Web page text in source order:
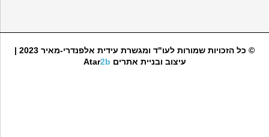
© כל הזכויות שמורות לעו"ד ומגשרת עידית אלפנדרי-מאיר 2023 |
עיצוב ובניית אתרים
Atar2b